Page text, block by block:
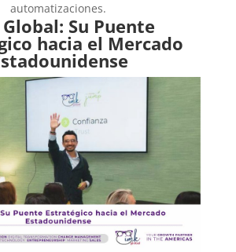
automatizaciones.
Su Puente
hacia el Mercado